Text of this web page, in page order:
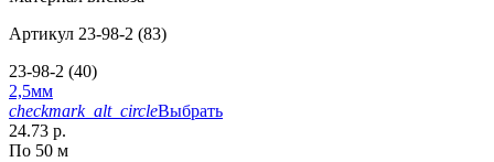
Артикул 23-98-2 (83)
23-98-2 (40)
2,5мм
checkmark_alt_circleВыбрать
24.73 р.
По 50 м